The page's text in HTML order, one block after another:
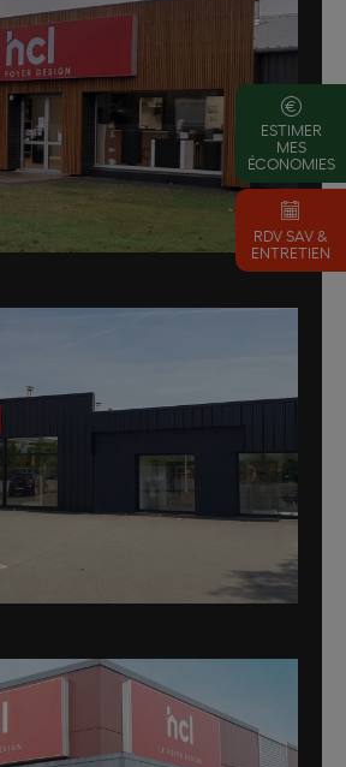
ESTIMER
MES
ÉCONOMIES
RDV SAV &
ENTRETIEN